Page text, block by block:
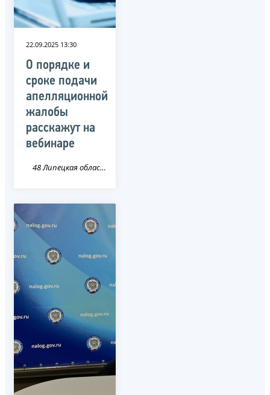
22.09.2025 13:30
О порядке и
сроке подачи
апелляционной
жалобы
расскажут на
вебинаре
48 Липецкая область